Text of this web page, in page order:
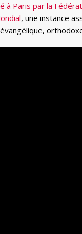
à Paris par la
, une instance